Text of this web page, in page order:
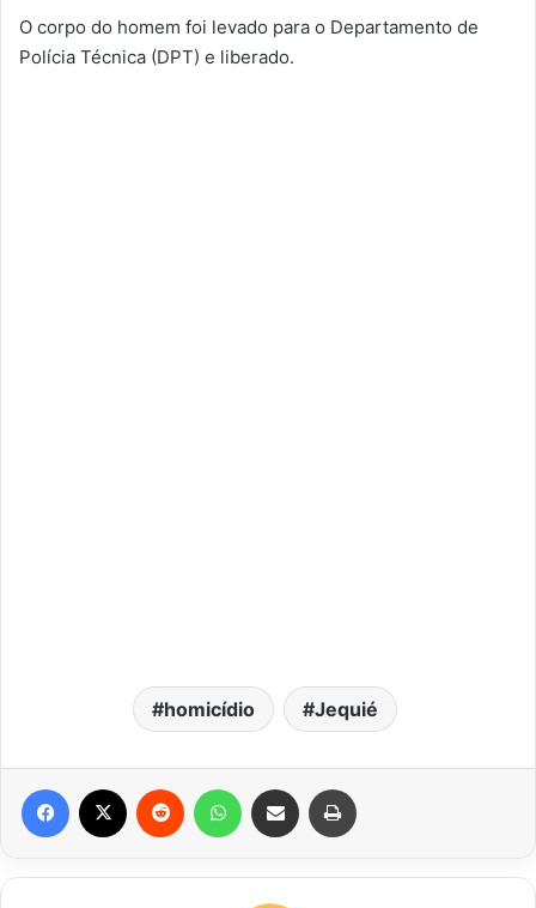
O corpo do homem foi levado para o Departamento de
Polícia Técnica (DPT) e liberado.
homicídio Jequié
Facebook Reddit WhatsAppCompartilhar via e-mail